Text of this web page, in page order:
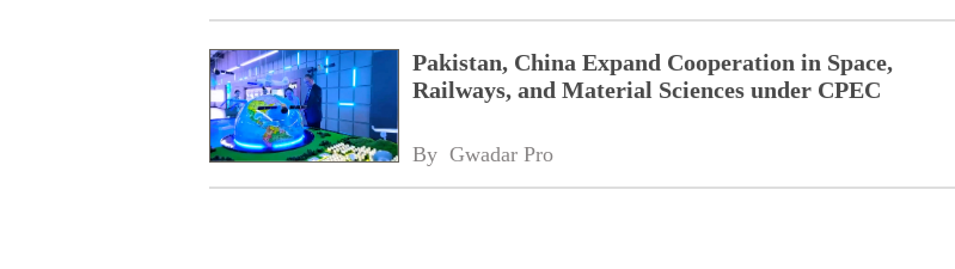
Pakistan, China Expand Cooperation in Space,
Railways, and Material Sciences under CPEC
By Gwadar Pro